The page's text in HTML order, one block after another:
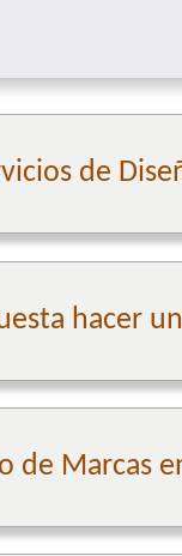
de
hacer
de Marcas